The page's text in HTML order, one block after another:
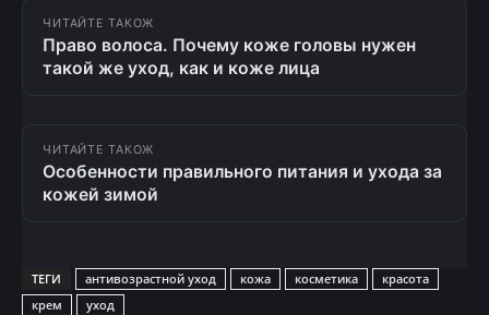
ЧИТАЙТЕ ТАКОЖ
Право волоса. Почему коже головы нужен
такой же уход, как и коже лица
ЧИТАЙТЕ ТАКОЖ
Особенности правильного питания и ухода за
кожей зимой
ТЕГИ антивозрастной уход кожа косметика
красота
крем
уход